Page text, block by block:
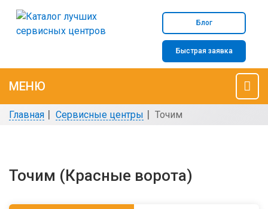
Блог
Быстрая заявка
МЕНЮ
Главная Сервисные центры Точим
Точим (Красные ворота)